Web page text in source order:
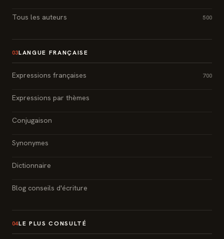
Tous les auteurs 500
03LANGUE FRANÇAISE
Expressions françaises 700
Expressions par thèmes
Conjugaison
Synonymes
Dictionnaire
Blog conseils d'écriture
04LE PLUS CONSULTÉ